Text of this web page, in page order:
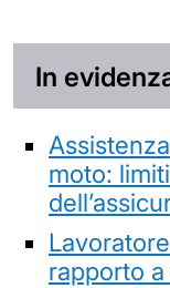
In
moto:
rapporto